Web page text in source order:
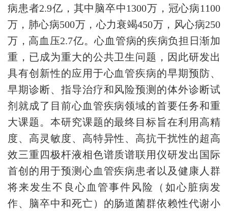
病患者2.9亿，其中脑卒中1300万，冠心病1100
万，肺心病500万，心力衰竭450万，风心病250
万，高血压2.7亿。心血管病的疾病负担日渐加
重，已成为重大的公共卫生问题，因此研发出
具有创新性的应用于心血管疾病的早期预防、
早期诊断、指导治疗和风险预测的体外诊断试
剂就成了目前心血管疾病领域的首要任务和重
大课题。本研究课题的最终目标旨在利用高精
度、高灵敏度、高特异性、高抗干扰性的超高
效三重四极杆液相色谱质谱联用仪研发出国际
首创的用于预测心血管疾病患者以及健康人群
将来发生不良心血管事件风险（如心脏病发
作、脑卒中和死亡）的肠道菌群依赖性代谢小